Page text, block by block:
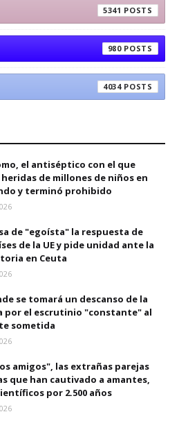
5341
980
4034
el antiséptico con el que
de millones de niños en
y terminó prohibido
de "egoísta" la respuesta de
de la UE y pide unidad ante la
en Ceuta
se tomará un descanso de la
por el escrutinio "constante" al
sometida
amigos", las extrañas parejas
que han cautivado a amantes,
por 2.500 años